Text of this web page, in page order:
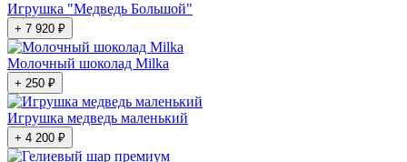
Игрушка "Медведь Большой"
+ 7 920 ₽
Молочный шоколад Milka
+ 250 ₽
Игрушка медведь маленький
+ 4 200 ₽